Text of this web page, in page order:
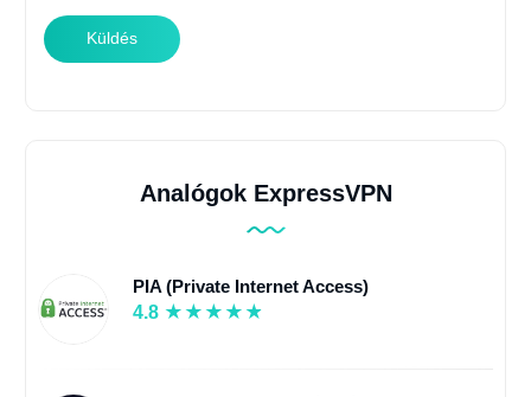
Küldés
Analógok ExpressVPN
PIA (Private Internet Access)
4.8